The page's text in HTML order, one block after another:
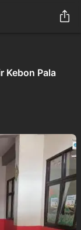
Kebon Pala